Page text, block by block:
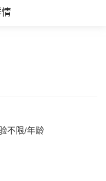
不限/年龄